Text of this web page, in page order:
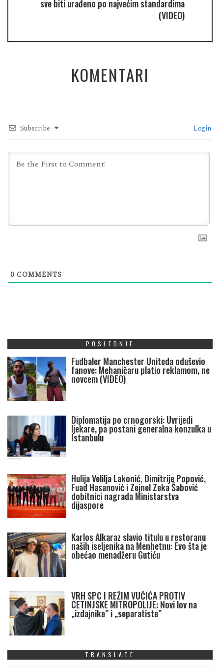
sve biti urađeno po najvećim standardima
(VIDEO)
KOMENTARI
Subscribe Login
0 COMMENTS
POSLEDNJE
Fudbaler Manchester Uniteda oduševio
fanove: Mehaničaru platio reklamom, ne
novcem (VIDEO)
Diplomatija po crnogorski: Uvrijedi
ljekare, pa postani generalna konzulka u
Istanbulu
Hulija Velilja Lakonić, Dimitrije Popović,
Fuad Hasanović i Zejnel Zeka Šabović
dobitnici nagrada Ministarstva
dijaspore
Karlos Alkaraz slavio titulu u restoranu
naših iseljenika na Menhetnu: Evo šta je
obećao menadžeru Gutiću
VRH SPC I REŽIM VUČIĆA PROTIV
CETINJSKE MITROPOLIJE: Novi lov na
„izdajnike” i „separatiste”
TRANSLATE